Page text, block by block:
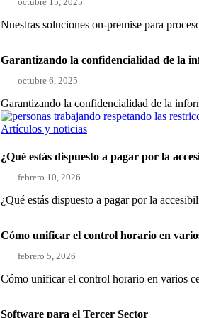
Nuestras soluciones on-premise para
Garantizando la confidencialidad de la
octubre 6, 2025
Garantizando la confidencialidad de la
Artículos y noticias
¿Qué estás dispuesto a pagar por la
febrero 10, 2026
¿Qué estás dispuesto a pagar por la
Cómo unificar el control horario en
febrero 5, 2026
Cómo unificar el control horario en varios
Software para el Tercer Sector